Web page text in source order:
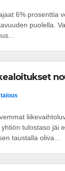
6% prosenttia
puolella.
tulostaso jäi
taustalla oliva...